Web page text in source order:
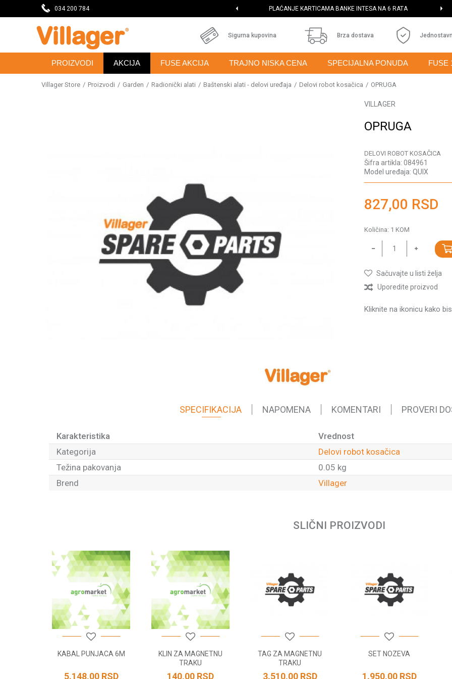
034 200 784 PLAĆANJE KARTICAMA BANKE INTESA NA 6 RATA
Sigurna kupovina Brza dostava
PROIZVODI AKCIJA FUSE AKCIJA TRAJNO NISKA CENA SPECIJALNA PONUDA FUSE
Villager Store Proizvodi Garden Radionički alati Baštenski alati - delovi uređaja Delovi robot kosačica OPRUGA
VILLAGER
OPRUGA
DELOVI ROBOT KOSAČICA
Šifra artikla: 084961
Model uređaja: QUIX
827,00 RSD
Količina: 1 KOM
Sačuvajte u listi želja
Uporedite proizvod
Kliknite na ikonicu kako
SPECIFIKACIJA NAPOMENA KOMENTARI PROVERI
Karakteristika
Vrednost
Kategorija
Delovi robot kosačica
Težina pakovanja
0.05 kg
Brend
Villager
Poruka
POŠALJI
SLIČNI PROIZVODI
KABAL PUNJACA 6M
5.148,00 RSD
KLIN ZA MAGNETNU
TRAKU
140,00 RSD
TAG ZA MAGNETNU
TRAKU
3.510,00 RSD
SET NOZEVA
1.950,00 RSD